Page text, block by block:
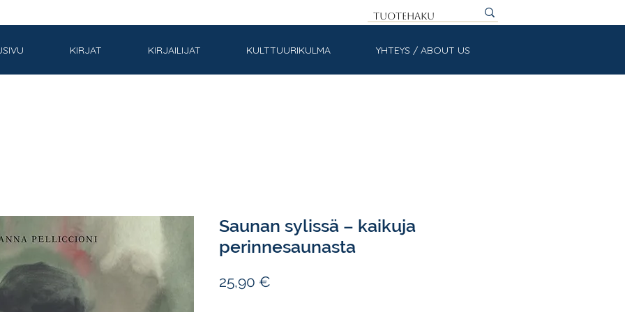
KIRJAT KIRJAILIJAT KULTTUURIKULMA YHTEYS / ABOUT US
Saunan sylissä – kaikuja
perinnesaunasta
25,90 €